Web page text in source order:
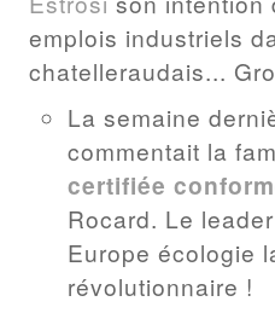
emplois industriels
chatelleraudais...
La semaine
commentait la
certifiée
Rocard. Le
Europe écologie
révolutionnaire !